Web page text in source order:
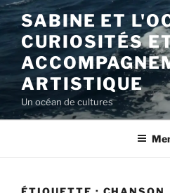
Aller
au
contenu
principal
SABINE ET
CURIOSITÉS
ARTISTIQUE
Un océan de cultures